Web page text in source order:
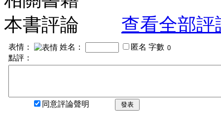
本書評論
查看全部評
表情： 姓名： 匿名 字數
點評：
同意評論聲明 發表